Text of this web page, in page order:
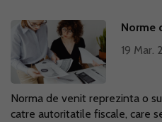
Norme
19 Mar.
Norma de venit reprezinta o
catre autoritatile fiscale, care